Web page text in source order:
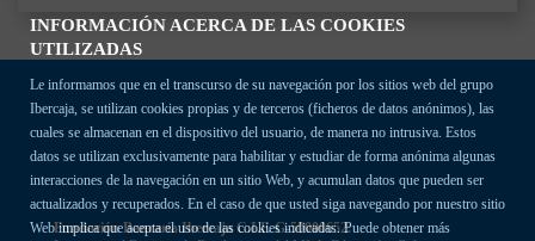
INFORMACIÓN ACERCA DE LAS COOKIES
UTILIZADAS
Le informamos que en el transcurso de su navegación por los sitios web del grupo
Ibercaja, se utilizan cookies propias y de terceros (ficheros de datos anónimos), las
cuales se almacenan en el dispositivo del usuario, de manera no intrusiva. Estos
datos se utilizan exclusivamente para habilitar y estudiar de forma anónima algunas
interacciones de la navegación en un sitio Web, y acumulan datos que pueden ser
actualizados y recuperados. En el caso de que usted siga navegando por nuestro sitio
Web implica que acepta el uso de las cookies indicadas. Puede obtener más
Fundación Bancaria Ibercaja C.I.F. G-50000652.